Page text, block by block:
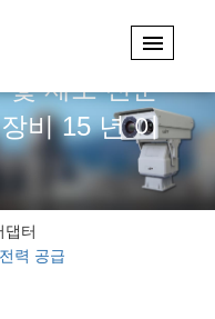
및 제조 전문
비 15 년 이
댑터
력 공급